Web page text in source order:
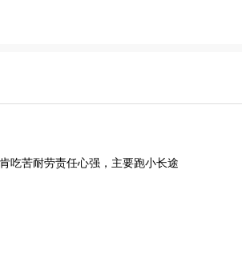
吃苦耐劳责任心强，主要跑小长途